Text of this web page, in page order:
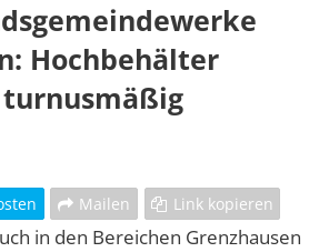
Hochbehälter
Mailen Link kopieren
in den Bereichen Grenzhausen